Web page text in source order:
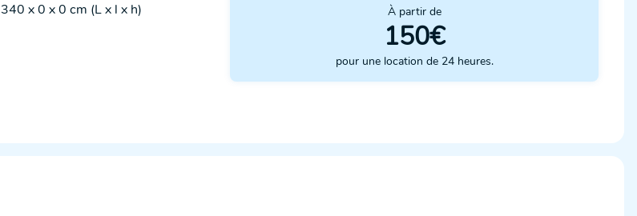
340 x 0 x 0 cm (L x l x h)
À partir de
150€
pour une location de 24 heures.